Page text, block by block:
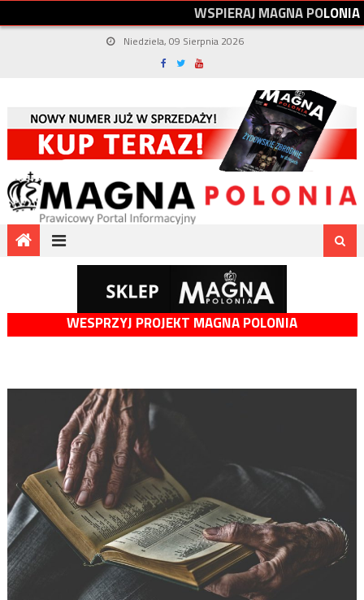
WSPIERAJMAGNAPOLONIA
Niedziela, 09 Sierpnia 2026
WESPRZYJ PROJEKT MAGNA POLONIA